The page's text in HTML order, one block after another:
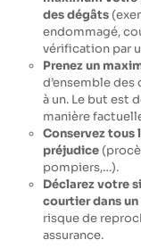
des dégâts
endommagé,
vérification par
Prenez un
d’ensemble
à un. Le but est
manière
Conservez tous
préjudice
pompiers,…).
Déclarez votre
courtier dans
risque de
assurance.